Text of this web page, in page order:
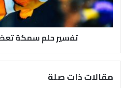
تفسير حلم سمكة
مقالات ذات صلة